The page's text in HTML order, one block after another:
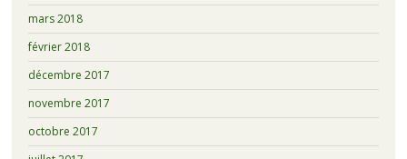
mars 2018
février 2018
décembre 2017
novembre 2017
octobre 2017